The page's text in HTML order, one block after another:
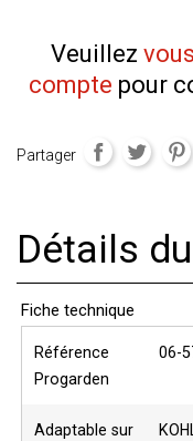
Veuillez
compte pour
Partager
Détails
Fiche technique
Référence
Progarden
06-
Adaptable sur